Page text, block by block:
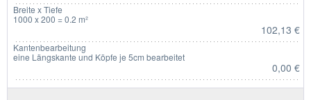
Breite x Tiefe
1000 x 200 = 0.2 m²
102,13 €
Kantenbearbeitung
eine Längskante und Köpfe je 5cm bearbeitet
0,00 €